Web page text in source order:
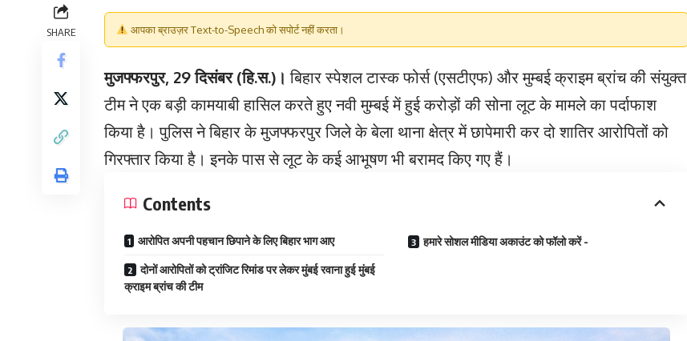
SHARE आपका ब्राउज़र Text-to-Speech को सपोर्ट नहीं करता।
मुजफ्फरपुर, 29 दिसंबर (हि.स.)।बिहार स्पेशल टास्क फोर्स (एसटीएफ) और मुम्बई क्राइम ब्रांच की संयुक्त
टीम ने एक बड़ी कामयाबी हासिल करते हुए नवी मुम्बई में हुई करोड़ों की सोना लूट के मामले का पर्दाफाश
किया है। पुलिस ने बिहार के मुजफ्फरपुर जिले के बेला थाना क्षेत्र में छापेमारी कर दो शातिर आरोपितों को
गिरफ्तार किया है। इनके पास से लूट के कई आभूषण भी बरामद किए गए हैं।
Contents
आरोपित अपनी पहचान छिपाने के लिए बिहार भाग आए
दोनों आरोपितों को ट्रांजिट रिमांड पर लेकर मुंबई रवाना हुई मुंबई
क्राइम ब्रांच की टीम
हमारे सोशल मीडिया अकाउंट को फॉलो करें -